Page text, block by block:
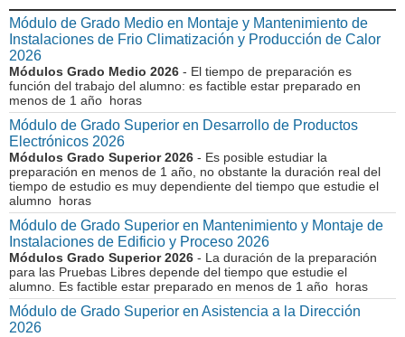
Módulo de Grado Medio en Montaje y Mantenimiento de
Instalaciones de Frio Climatización y Producción de Calor
2026
Módulos Grado Medio 2026 - El tiempo de preparación es
función del trabajo del alumno: es factible estar preparado en
menos de 1 año horas
Módulo de Grado Superior en Desarrollo de Productos
Electrónicos 2026
Módulos Grado Superior 2026 - Es posible estudiar la
preparación en menos de 1 año, no obstante la duración real del
tiempo de estudio es muy dependiente del tiempo que estudie el
alumno horas
Módulo de Grado Superior en Mantenimiento y Montaje de
Instalaciones de Edificio y Proceso 2026
Módulos Grado Superior 2026 - La duración de la preparación
para las Pruebas Libres depende del tiempo que estudie el
alumno. Es factible estar preparado en menos de 1 año horas
Módulo de Grado Superior en Asistencia a la Dirección
2026